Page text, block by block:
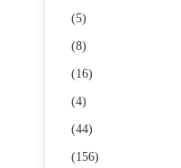
(5)
(8)
(16)
(4)
(44)
(156)